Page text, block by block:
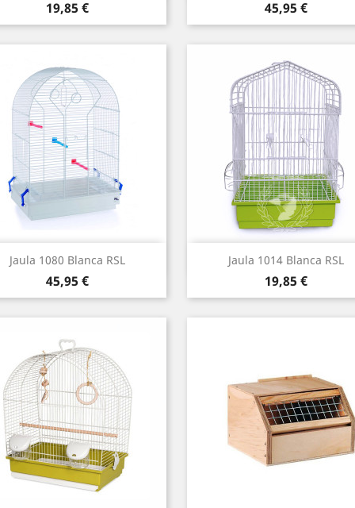
Precio
19,85 € Precio
45,95 €
Jaula 1080 Blanca RSL
Precio
45,95 €
 Vista rápida Jaula 1014 Blanca RSL
Precio
19,85 €
 Vista rápida